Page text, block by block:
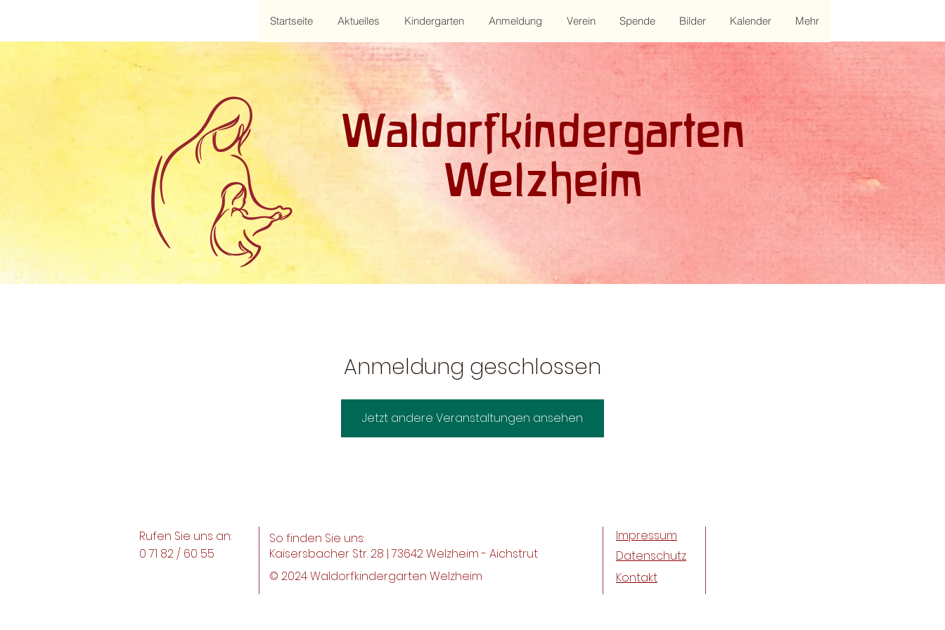
Startseite Aktuelles Kindergarten Anmeldung Verein Spende Bilder Kalender Mehr
Waldorfkindergarten
Welzheim
Anmeldung geschlossen
Jetzt andere Veranstaltungen ansehen
Rufen Sie uns an:
0 71 82 / 60 55
So finden Sie uns:
Kaisersbacher Str. 28 | 73642 Welzheim - Aichstrut
© 2024 Waldorfkindergarten Welzheim
Impressum
Datenschutz
Kontakt